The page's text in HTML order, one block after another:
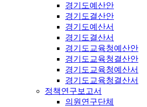
경기도예산안
경기도결산안
경기도예산서
경기도결산서
경기도교육청예산안
경기도교육청결산안
경기도교육청예산서
경기도교육청결산서
정책연구보고서
의원연구단체